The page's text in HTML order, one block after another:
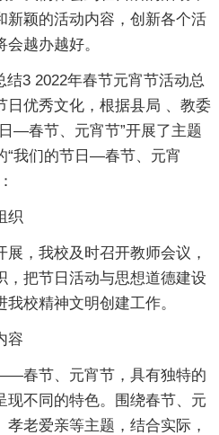
新颖的活动内容，创新各个活
越办越好。
日优秀文化，根据县局 、教委
—春节、元宵节”开展了主题
“我们的节日—春节、元宵
织
，我校及时召开教师会议，
，把节日活动与思想道德建设
校精神文明创建工作。
容
春节、元宵节，具有独特的
现不同的特色。围绕春节、元
老爱亲等主题，结合实际，
结3 2022年春节元宵节活动总